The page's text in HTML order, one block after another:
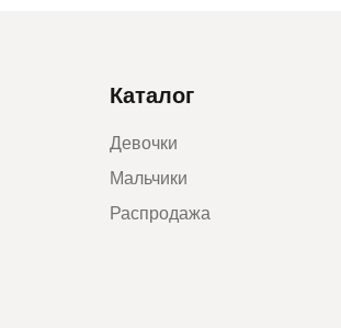
Каталог
Девочки
Мальчики
Распродажа